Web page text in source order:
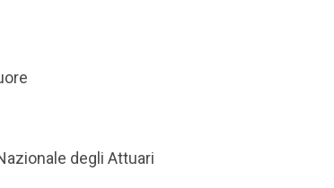
degli Attuari